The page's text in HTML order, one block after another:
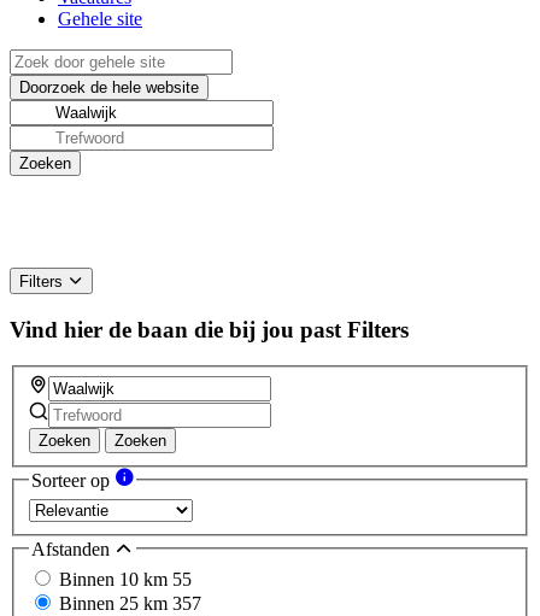
Gehele site
Filters
Vind hier de baan die bij jou past Filters
Zoeken Zoeken
Sorteer op
Afstanden
Binnen 10 km 55
Binnen 25 km 357